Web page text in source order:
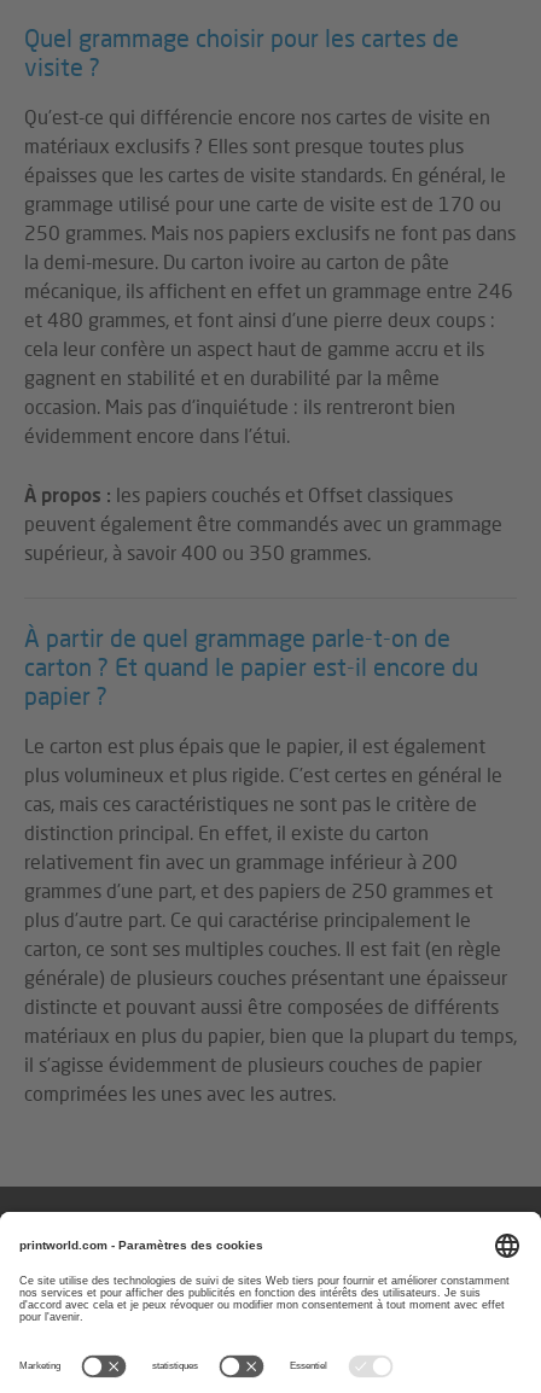
Quel grammage choisir pour les cartes de
visite ?
Qu’est-ce qui différencie encore nos cartes de visite en
matériaux exclusifs ? Elles sont presque toutes plus
épaisses que les cartes de visite standards. En général, le
grammage utilisé pour une carte de visite est de 170 ou
250 grammes. Mais nos papiers exclusifs ne font pas dans
la demi-mesure. Du carton ivoire au carton de pâte
mécanique, ils affichent en effet un grammage entre 246
et 480 grammes, et font ainsi d’une pierre deux coups :
cela leur confère un aspect haut de gamme accru et ils
gagnent en stabilité et en durabilité par la même
occasion. Mais pas d’inquiétude : ils rentreront bien
évidemment encore dans l’étui.
À propos : les papiers couchés et Offset classiques
peuvent également être commandés avec un grammage
supérieur, à savoir 400 ou 350 grammes.
À partir de quel grammage parle-t-on de
carton ? Et quand le papier est-il encore du
papier ?
Le carton est plus épais que le papier, il est également
plus volumineux et plus rigide. C’est certes en général le
cas, mais ces caractéristiques ne sont pas le critère de
distinction principal. En effet, il existe du carton
relativement fin avec un grammage inférieur à 200
grammes d’une part, et des papiers de 250 grammes et
plus d’autre part. Ce qui caractérise principalement le
carton, ce sont ses multiples couches. Il est fait (en règle
générale) de plusieurs couches présentant une épaisseur
distincte et pouvant aussi être composées de différents
matériaux en plus du papier, bien que la plupart du temps,
il s’agisse évidemment de plusieurs couches de papier
comprimées les unes avec les autres.
Des questions ou des remarques ?
Vous pouvez nous contacter les
jours ouvrés de 08 h à 17 h